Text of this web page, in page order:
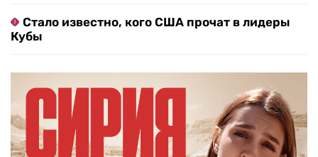
Стало известно, кого США прочат в лидеры
Кубы